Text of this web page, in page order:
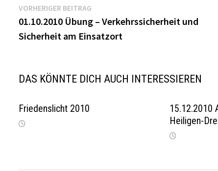
Beitragsnavigation
VORHERIGER BEITRAG
Beitrag:
01.10.2010 Übung – Verkehrssicherheit und
Sicherheit am Einsatzort
DAS KÖNNTE DICH AUCH INTERESSIEREN
Friedenslicht 2010
15.12.2010
Heiligen-